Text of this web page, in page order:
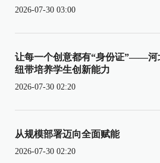
2026-07-30 03:00
让每一个创意都有“身份证”——河
纽带培养学生创新能力
2026-07-30 02:20
从规模部署迈向全面赋能
2026-07-30 02:20